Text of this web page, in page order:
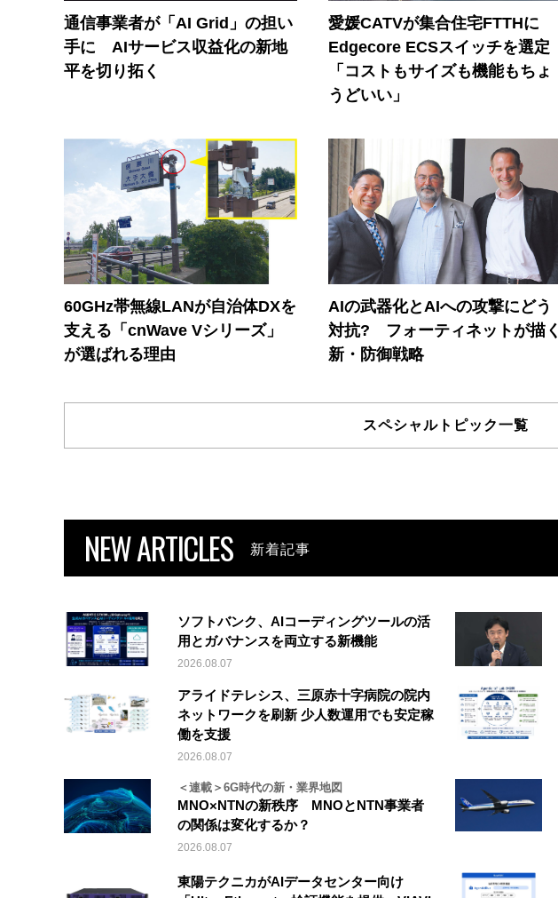
通信事業者が「AI Grid」の担い
手に AIサービス収益化の新地
平を切り拓く
愛媛CATVが集合住宅FTTHに
Edgecore ECSスイッチを選定
「コストもサイズも機能もちょ
うどいい」
60GHz帯無線LANが自治体DXを
支える「cnWave Vシリーズ」
が選ばれる理由
AIの武器化とAIへの攻撃にどう
対抗? フォーティネットが描く
新・防御戦略
スペシャルトピック一覧
NEW ARTICLES 新着記事
ソフトバンク、AIコーディングツールの活
用とガバナンスを両立する新機能
2026.08.07
アライドテレシス、三原赤十字病院の院内
ネットワークを刷新 少人数運用でも安定稼
働を支援
2026.08.07
＜連載＞6G時代の新・業界地図
MNO×NTNの新秩序 MNOとNTN事業者
の関係は変化するか？
2026.08.07
東陽テクニカがAIデータセンター向け